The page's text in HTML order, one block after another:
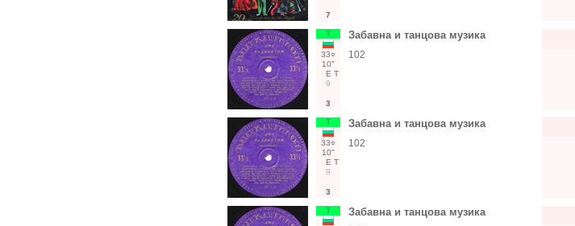
7
Т
33○
10"
Е Т
9
3
Забавна и танцова музика
102
Т
33○
10"
Е Т
9
3
Забавна и танцова музика
102
Т Забавна и танцова музика